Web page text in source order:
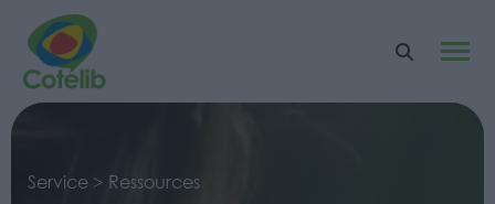
Service > Ressources